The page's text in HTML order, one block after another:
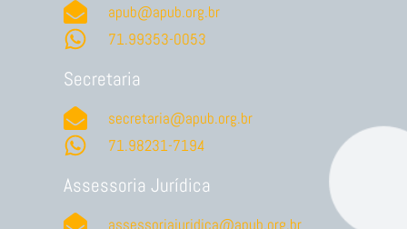
apub@apub.org.br
71.99353-0053
Secretaria
secretaria@apub.org.br
71.98231-7194
Assessoria Jurídica
assessoriajuridica@apub.org.br